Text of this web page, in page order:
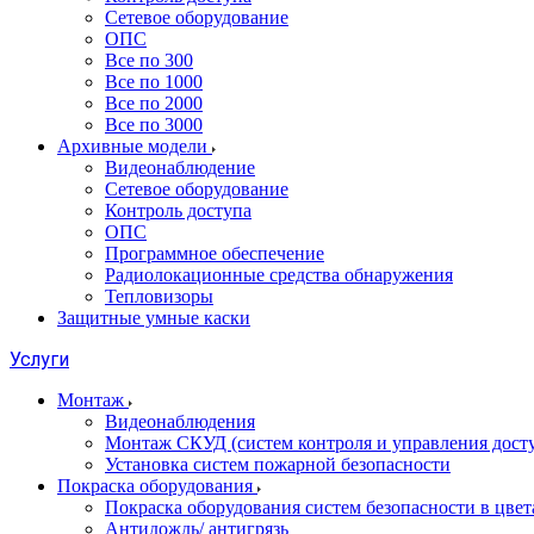
Сетевое оборудование
ОПС
Все по 300
Все по 1000
Все по 2000
Все по 3000
Архивные модели
Видеонаблюдение
Сетевое оборудование
Контроль доступа
ОПС
Программное обеспечение
Радиолокационные средства обнаружения
Тепловизоры
Защитные умные каски
Услуги
Монтаж
Видеонаблюдения
Монтаж СКУД (систем контроля и управления
Установка систем пожарной безопасности
Покраска оборудования
Покраска оборудования систем безопасности в
Антидождь/ антигрязь